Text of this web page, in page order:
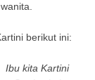
berikut ini:
Ibu kita Kartini